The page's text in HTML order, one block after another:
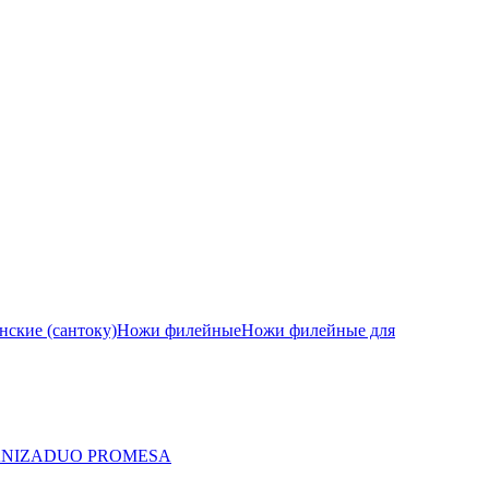
(сантоку)Ножи филейныеНожи филейные для
NIZADUO PROMESA